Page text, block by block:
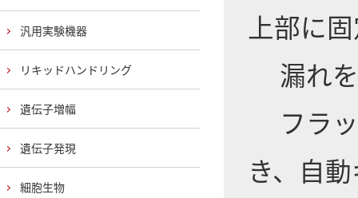
上部に
漏れを
フラッ
き、自
汎用実験機器
リキッドハンドリング
遺伝子増幅
遺伝子発現
細胞生物